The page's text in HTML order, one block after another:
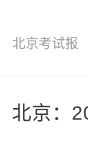
北京考试报
北京：